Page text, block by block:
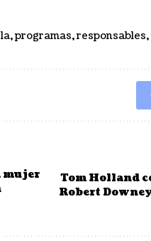
,programas,responsables,
mujer
Tom Holland
Robert